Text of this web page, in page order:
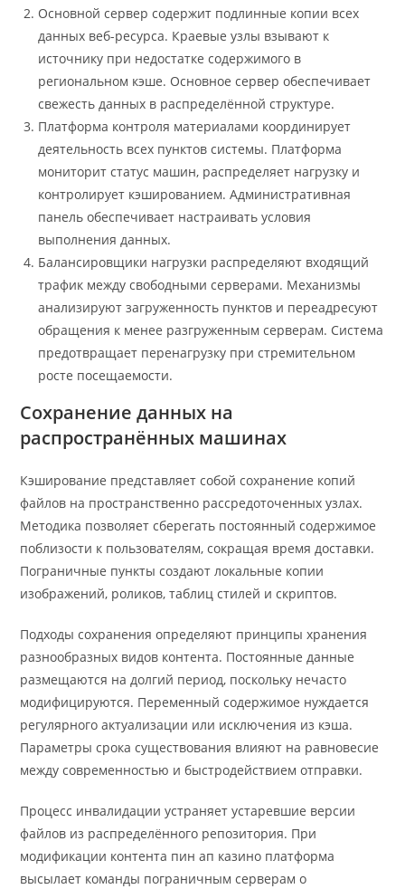
Основной сервер содержит подлинные копии всех
данных веб-ресурса. Краевые узлы взывают к
источнику при недостатке содержимого в
региональном кэше. Основное сервер обеспечивает
свежесть данных в распределённой структуре.
Платформа контроля материалами координирует
деятельность всех пунктов системы. Платформа
мониторит статус машин, распределяет нагрузку и
контролирует кэшированием. Административная
панель обеспечивает настраивать условия
выполнения данных.
Балансировщики нагрузки распределяют входящий
трафик между свободными серверами. Механизмы
анализируют загруженность пунктов и переадресуют
обращения к менее разгруженным серверам. Система
предотвращает перенагрузку при стремительном
росте посещаемости.
Сохранение данных на
распространённых машинах
Кэширование представляет собой сохранение копий
файлов на пространственно рассредоточенных узлах.
Методика позволяет сберегать постоянный содержимое
поблизости к пользователям, сокращая время доставки.
Пограничные пункты создают локальные копии
изображений, роликов, таблиц стилей и скриптов.
Подходы сохранения определяют принципы хранения
разнообразных видов контента. Постоянные данные
размещаются на долгий период, поскольку нечасто
модифицируются. Переменный содержимое нуждается
регулярного актуализации или исключения из кэша.
Параметры срока существования влияют на равновесие
между современностью и быстродействием отправки.
Процесс инвалидации устраняет устаревшие версии
файлов из распределённого репозитория. При
модификации контента пин ап казино платформа
высылает команды пограничным серверам о